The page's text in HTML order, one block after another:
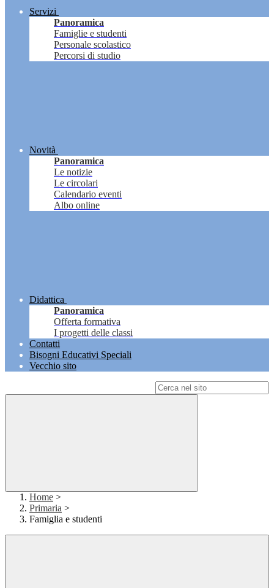
Servizi
Panoramica
Famiglie e studenti
Personale scolastico
Percorsi di studio
Novità
Panoramica
Le notizie
Le circolari
Calendario eventi
Albo online
Didattica
Panoramica
Offerta formativa
I progetti delle classi
Contatti
Bisogni Educativi Speciali
Vecchio sito
Home >
Primaria >
Famiglia e studenti